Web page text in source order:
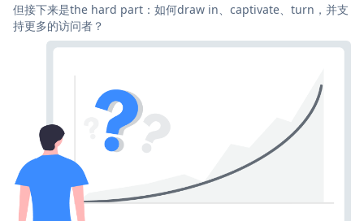
但接下来是the hard part：如何draw in、captivate、turn，并支
持更多的访问者？